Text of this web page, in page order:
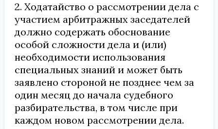
2. Ходатайство о рассмотрении дела с
участием арбитражных заседателей
должно содержать обоснование
особой сложности дела и (или)
необходимости использования
специальных знаний и может быть
заявлено стороной не позднее чем за
один месяц до начала судебного
разбирательства, в том числе при
каждом новом рассмотрении дела.